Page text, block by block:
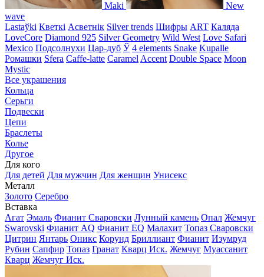
Maki
New
wave
Lastaўki Кветкі Асветнiк Silver trends Шифры ART Каляда
LoveCore Diamond 925 Silver Geometry Wild West Love Safari
Mexico Подсолнухи Цар-дуб Ў 4 elements Snake Kupalle
Ромашки Sfera Caffe-latte Caramel Accent Double Space Moon
Mystic
Все украшения
Кольца
Серьги
Подвески
Цепи
Браслеты
Колье
Другое
Для кого
Для детей Для мужчин Для женщин Унисекс
Металл
Золото Серебро
Вставка
Агат Эмаль Фианит Сваровски Лунный камень Опал Жемчуг
Swarovski Фианит AQ Фианит EQ Малахит Топаз Сваровски
Цитрин Янтарь Оникс Корунд Бриллиант Фианит Изумруд
Рубин Сапфир Топаз Гранат Кварц Иск. Жемчуг Муассанит
Кварц Жемчуг Иск.